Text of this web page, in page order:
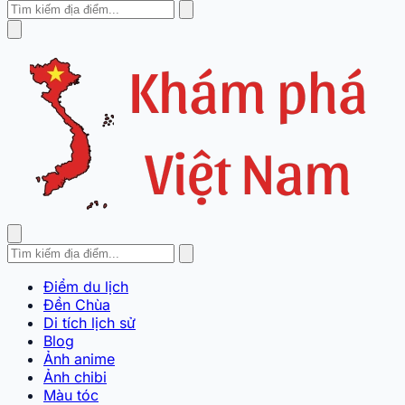
Điểm du lịch
Đền Chùa
Di tích lịch sử
Blog
Ảnh anime
Ảnh chibi
Màu tóc